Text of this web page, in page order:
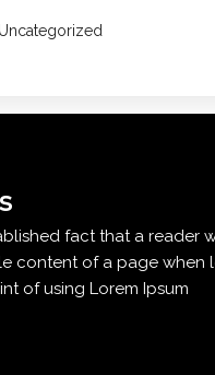
Uncategorized
fact that a reader
content of a page when
of using Lorem Ipsum